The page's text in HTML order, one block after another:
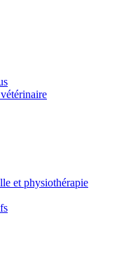
et physiothérapie